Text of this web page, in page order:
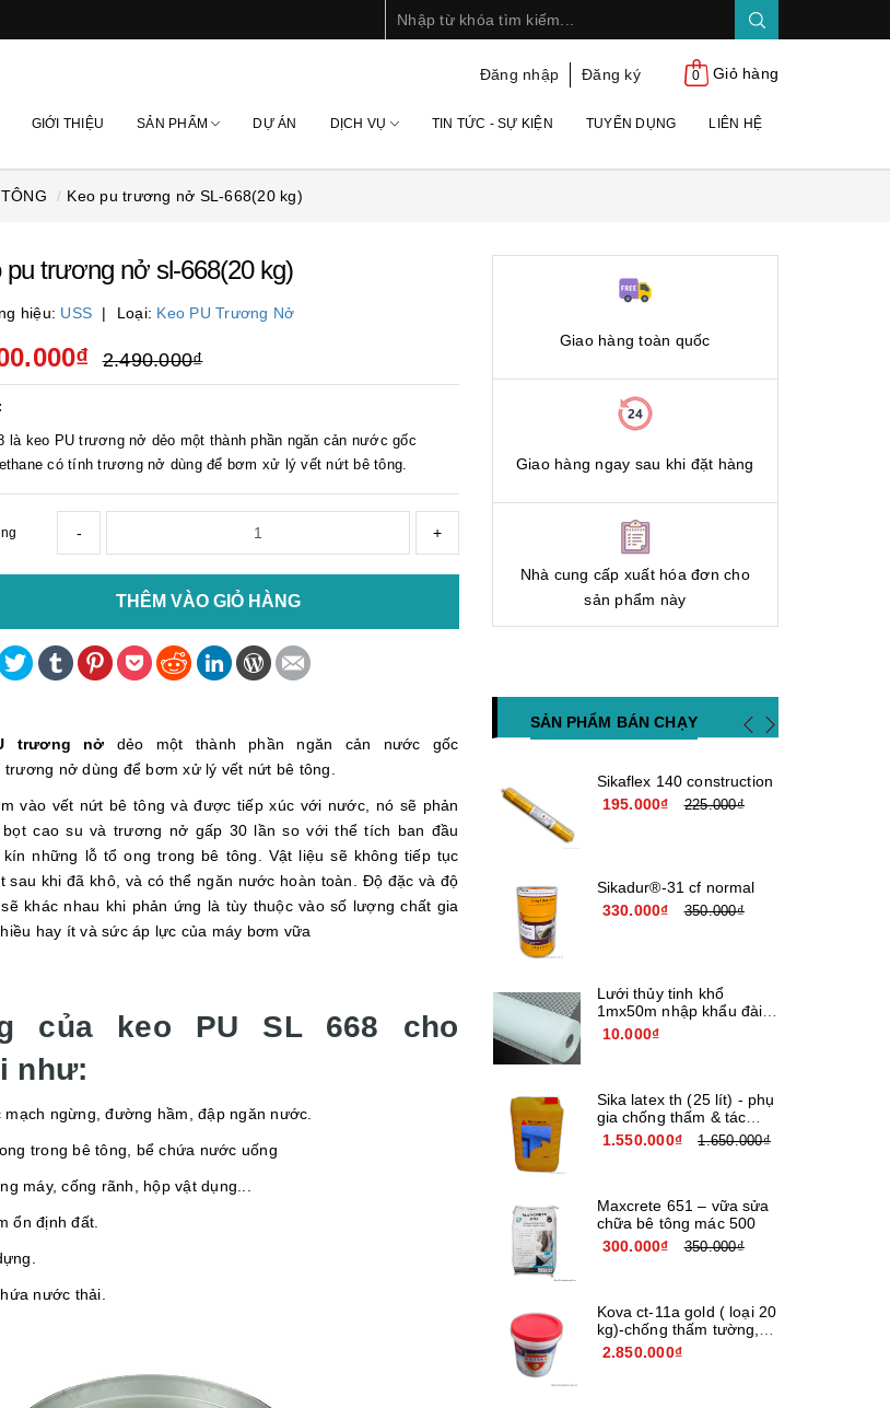
Đăng nhập Đăng ký 0 Giỏ hàng
GIỚI THIỆU SẢN PHẨM DỰ ÁN DỊCH VỤ TIN TỨC - SỰ KIỆN TUYỂN DỤNG LIÊN HỆ
Keo pu trương nở SL-668(20 kg)
pu trương nở sl-668(20 kg)
hiệu: USS Loại: Keo PU Trương Nở
2.490.000₫
là keo PU trương nở dẻo một thành phần ngăn cản nước gốc
có tính trương nở dùng để bơm xử lý vết nứt bê tông.
- +
THÊM VÀO GIỎ HÀNG
Giao hàng toàn quốc
Giao hàng ngay sau khi đặt hàng
Nhà cung cấp xuất hóa đơn cho
sản phẩm này
trương nở dẻo một thành phần ngăn cản nước gốc
trương nở dùng để bơm xử lý vết nứt bê tông.
vào vết nứt bê tông và được tiếp xúc với nước, nó sẽ phản
cao su và trương nở gấp 30 lần so với thể tích ban đầu
những lỗ tổ ong trong bê tông. Vật liệu sẽ không tiếp tục
sau khi đã khô, và có thể ngăn nước hoàn toàn. Độ đặc và độ
khác nhau khi phản ứng là tùy thuộc vào số lượng chất gia
hay ít và sức áp lực của máy bơm vữa
của keo PU SL 668 cho
như:
ngừng, đường hầm, đập ngăn nước.
trong bê tông, bể chứa nước uống
máy, cống rãnh, hộp vật dụng...
ổn định đất.
nước thải.
SẢN PHẨM BÁN CHẠY
Sikaflex 140 construction
195.000₫
225.000₫
Sikadur®-31 cf normal
330.000₫
350.000₫
Lưới thủy tinh khổ
1mx50m nhập khẩu đài
loan
10.000₫
Sika latex th (25 lít) - phụ
gia chống thấm & tác
nhân kết nối
1.550.000₫ 1.650.000₫
Maxcrete 651 – vữa sửa
chữa bê tông mác 500
300.000₫
350.000₫
Kova ct-11a gold ( loại 20
kg)-chống thấm tường,
bê tông
2.850.000₫